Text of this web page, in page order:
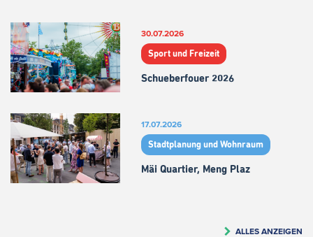
30.07.2026
Sport und Freizeit
Schueberfouer 2026
17.07.2026
Stadtplanung und Wohnraum
Mäi Quartier, Meng Plaz
ALLES ANZEIGEN